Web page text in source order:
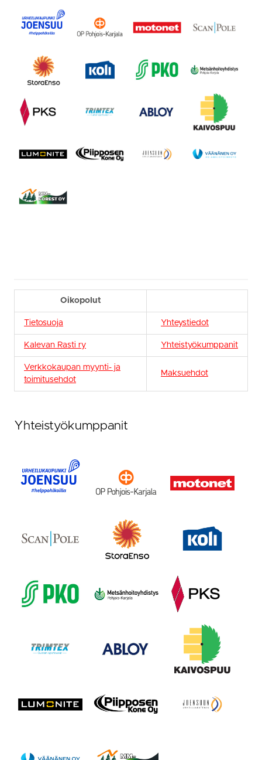
Oikopolut
Tietosuoja Yhteystiedot
Kalevan Rasti ry Yhteistyökumppanit
Verkkokaupan myynti- ja
toimitusehdot
Maksuehdot
Yhteistyökumppanit